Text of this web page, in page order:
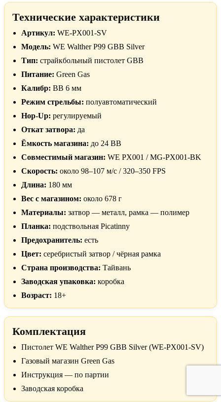
Технические характеристики
Артикул: WE-PX001-SV
Модель: WE Walther P99 GBB Silver
Тип: страйкбольный пистолет GBB
Питание: Green Gas
Калибр: BB 6 мм
Режим стрельбы: полуавтоматический
Hop-Up: регулируемый
Откат затвора: да
Ёмкость магазина: до 24 BB
Совместимый магазин: WE PX001 / MG-PX001-BK
Скорость: около 98–107 м/с / 320–350 FPS
Длина: 180 мм
Вес с магазином: около 678 г
Материалы: затвор — металл, рамка — полимер
Планка: подствольная Picatinny
Предохранитель: есть
Цвет: серебристый затвор / чёрная рамка
Страна производства: Тайвань
Заводская упаковка: коробка
Возраст: 18+
Комплектация
Пистолет WE Walther P99 GBB Silver (WE-PX001-SV)
Газовый магазин Green Gas
Инструкция — по партии
Заводская коробка